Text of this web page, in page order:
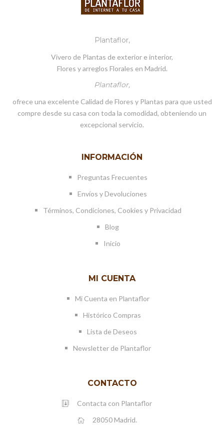
Plantaflor,
Vivero de Plantas de exterior e interior,
Flores y arreglos Florales en Madrid.
Plantaflor,
ofrece una excelente Calidad de Flores y Plantas para que usted
compre desde su casa con toda la comodidad, obteniendo un
excepcional servicio.
INFORMACIÓN
Preguntas Frecuentes
Envíos y Devoluciones
Términos, Condiciones, Cookies y Privacidad
Blog
Inicio
MI CUENTA
Mi Cuenta en Plantaflor
Histórico Compras
Lista de Deseos
Newsletter de Plantaflor
CONTACTO
Contacta con Plantaflor
28050 Madrid.